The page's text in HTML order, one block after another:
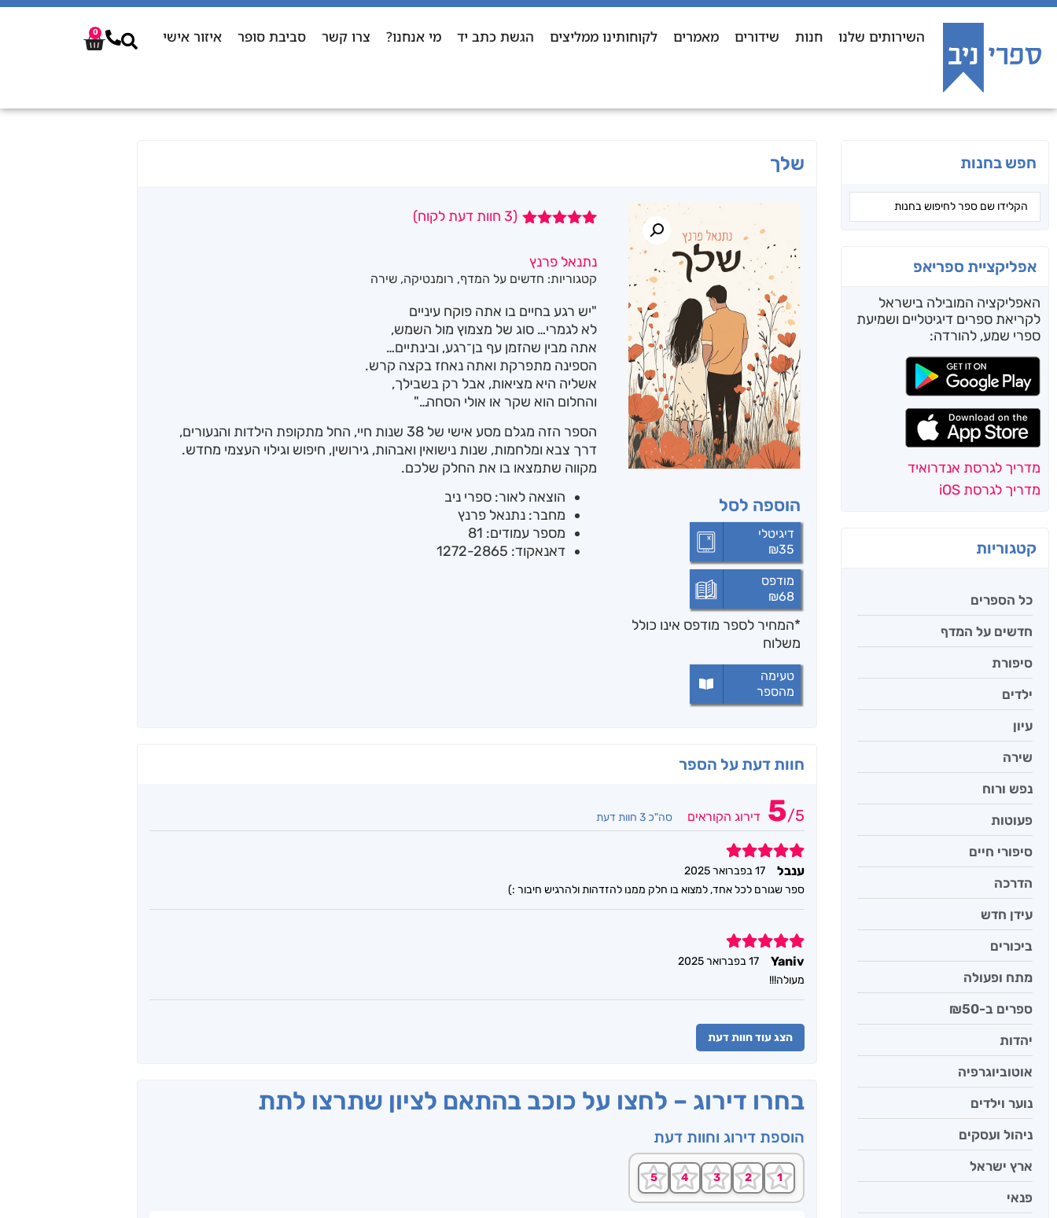
השירותים שלנו חנות שידורים מאמרים לקוחותינו ממליצים הגשת כתב יד מי אנחנו? צרו קשר סביבת סופר איזור אישי 0
חפש בחנות
אפליקציית ספריאפ
האפליקציה המובילה בישראל
לקריאת ספרים דיגיטליים ושמיעת
ספרי שמע, להורדה:
מדריך לגרסת אנדרואיד
מדריך לגרסת iOS
קטגוריות
כל הספרים
חדשים על המדף
סיפורת
ילדים
עיון
שירה
נפש ורוח
פעוטות
סיפורי חיים
הדרכה
עידן חדש
ביכורים
מתח ופעולה
ספרים ב-₪50
יהדות
אוטוביוגרפיה
נוער וילדים
ניהול ועסקים
ארץ ישראל
פנאי
שלך
הוספה לסל
דיגיטלי
₪35
מודפס
₪68
*המחיר לספר מודפס אינו כולל
משלוח
טעימה
מהספר
מבוסס על
דירוגים של
(
3 חוות דעת לקוח)
נתנאל פרנץ
קטגוריות: חדשים על המדף, רומנטיקה, שירה
"יש רגע בחיים בו אתה פוקח עיניים
לא לגמרי… סוג של מצמוץ מול השמש,
אתה מבין שהזמן עף בן־רגע, ובינתיים…
הספינה מתפרקת ואתה נאחז בקצה קרש.
אשליה היא מציאות, אבל רק בשבילך,
והחלום הוא שקר או אולי הסחה…"
הספר הזה מגלם מסע אישי של 38 שנות חיי, החל מתקופת הילדות והנעורים,
דרך צבא ומלחמות, שנות נישואין ואבהות, גירושין, חיפוש וגילוי העצמי מחדש.
מקווה שתמצאו בו את החלק שלכם.
הוצאה לאור: ספרי ניב
מחבר: נתנאל פרנץ
מספר עמודים: 81
דאנאקוד: 1272-2865
חוות דעת על הספר
5/5 דירוג הקוראים סה"כ 3 חוות דעת
5
ענבל
17 בפברואר 2025
ספר שגורם לכל אחד, למצוא בו חלק ממנו להזדהות ולהרגיש חיבור :)
5
Yaniv
17 בפברואר 2025
מעולה!!!
הצג עוד חוות דעת
בחרו דירוג – לחצו על כוכב בהתאם לציון שתרצו לתת
הוספת דירוג וחוות דעת